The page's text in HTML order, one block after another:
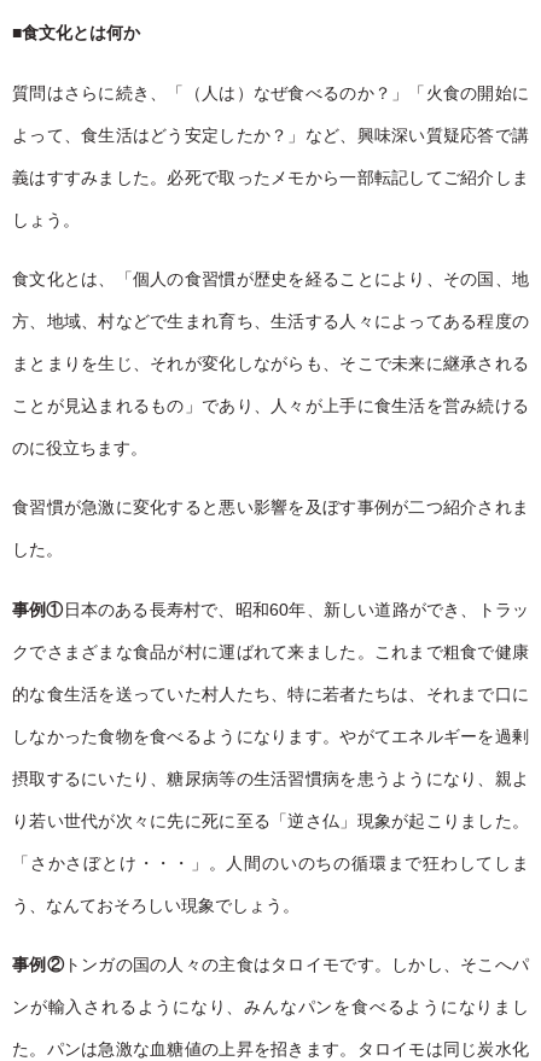
■食文化とは何か
質問はさらに続き、「（人は）なぜ食べるのか？」「火食の開始に
よって、食生活はどう安定したか？」など、興味深い質疑応答で講
義はすすみました。必死で取ったメモから一部転記してご紹介しま
しょう。
食文化とは、「個人の食習慣が歴史を経ることにより、その国、地
方、地域、村などで生まれ育ち、生活する人々によってある程度の
まとまりを生じ、それが変化しながらも、そこで未来に継承される
ことが見込まれるもの」であり、人々が上手に食生活を営み続ける
のに役立ちます。
食習慣が急激に変化すると悪い影響を及ぼす事例が二つ紹介されま
した。
事例①日本のある長寿村で、昭和60年、新しい道路ができ、トラッ
クでさまざまな食品が村に運ばれて来ました。これまで粗食で健康
的な食生活を送っていた村人たち、特に若者たちは、それまで口に
しなかった食物を食べるようになります。やがてエネルギーを過剰
摂取するにいたり、糖尿病等の生活習慣病を患うようになり、親よ
り若い世代が次々に先に死に至る「逆さ仏」現象が起こりました。
「さかさぼとけ・・・」。人間のいのちの循環まで狂わしてしま
う、なんておそろしい現象でしょう。
事例②トンガの国の人々の主食はタロイモです。しかし、そこへパ
ンが輸入されるようになり、みんなパンを食べるようになりまし
た。パンは急激な血糖値の上昇を招きます。タロイモは同じ炭水化